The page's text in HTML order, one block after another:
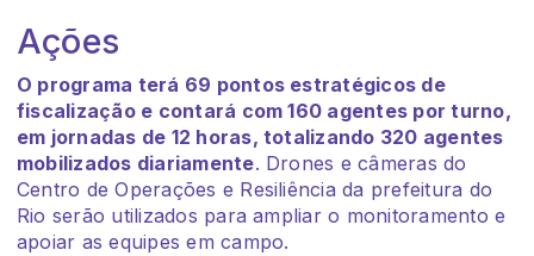
Ações
O programa terá 69 pontos estratégicos de
fiscalização e contará com 160 agentes por turno,
em jornadas de 12 horas, totalizando 320 agentes
mobilizados diariamente. Drones e câmeras do
Centro de Operações e Resiliência da prefeitura do
Rio serão utilizados para ampliar o monitoramento e
apoiar as equipes em campo.